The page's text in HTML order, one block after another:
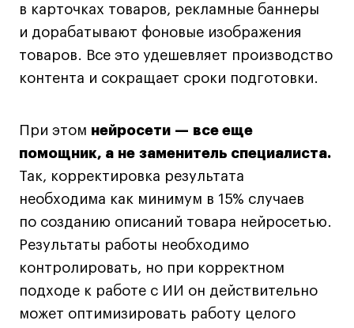
© 2026 БВШД
Кредит на образование с господдержкой
Лицензия на осуществление образовательной
деятельности АНО ВО «Универсальный
Университет»
Карта сайта
в карточках товаров, рекламные баннеры
и дорабатывают фоновые изображения
товаров. Все это удешевляет производство
контента и сокращает сроки подготовки.
При этом нейросети — все еще
помощник, а не заменитель специалиста.
Так, корректировка результата
необходима как минимум в 15% случаев
по созданию описаний товара нейросетью.
Результаты работы необходимо
контролировать, но при корректном
подходе к работе с ИИ он действительно
может оптимизировать работу целого